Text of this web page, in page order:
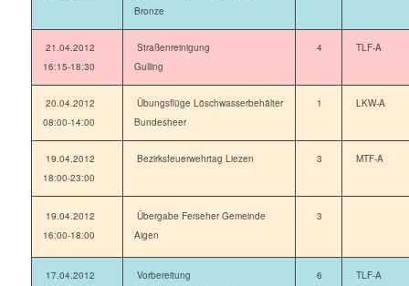
Bronze
21.04.2012
16:15-18:30
Straßenreinigung
Gulling
4 TLF-A
20.04.2012
08:00-14:00
Übungsflüge Löschwasserbehälter
Bundesheer
1 LKW-A
19.04.2012
18:00-23:00
Bezirksfeuerwehrtag Liezen 3 MTF-A
19.04.2012
16:00-18:00
Übergabe Ferseher Gemeinde
Aigen
3
17.04.2012
Vorbereitung
6 TLF-A